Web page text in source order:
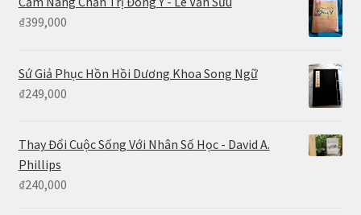
₫499,000.
là:
₫399,000
Sứ Giả Phục Hồn Hồi Dương Khoa Song Ngữ
₫249,000
Thay Đổi Cuộc Sống Với Nhân Số Học - David A.
Phillips
₫240,000